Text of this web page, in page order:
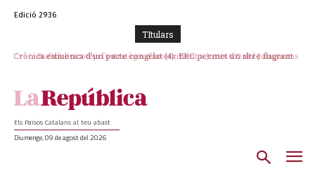
Edició 2936
TItulars
Crònica estiuenca d’un pacte congelat (4): ERC permet un altre flagrant
Rufián boicoteja l’estratègia d’acostament a Junts d’Oriol Junqueras
Els Països Catalans al teu abast
Diumenge, 09 de agost del 2026